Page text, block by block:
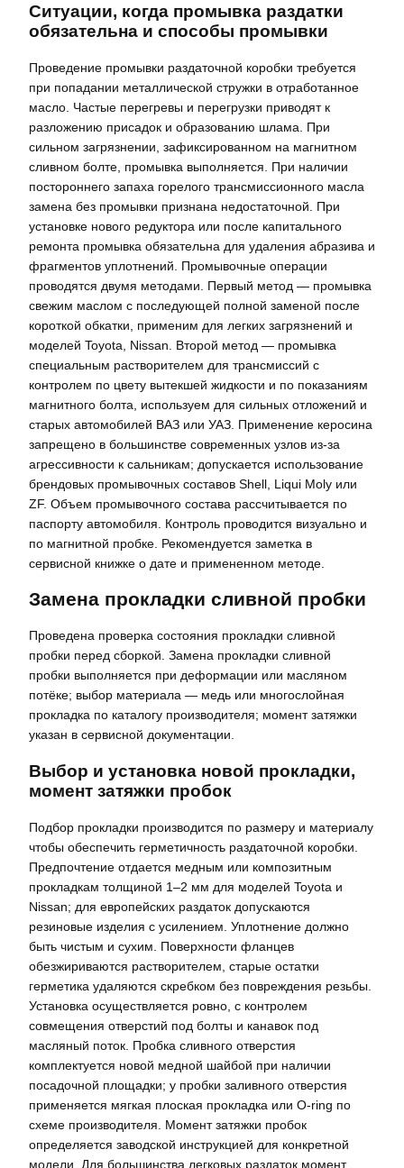
Ситуации, когда промывка раздатки
обязательна и способы промывки
Проведение промывки раздаточной коробки требуется
при попадании металлической стружки в отработанное
масло. Частые перегревы и перегрузки приводят к
разложению присадок и образованию шлама. При
сильном загрязнении, зафиксированном на магнитном
сливном болте, промывка выполняется. При наличии
постороннего запаха горелого трансмиссионного масла
замена без промывки признана недостаточной. При
установке нового редуктора или после капитального
ремонта промывка обязательна для удаления абразива и
фрагментов уплотнений. Промывочные операции
проводятся двумя методами. Первый метод — промывка
свежим маслом с последующей полной заменой после
короткой обкатки, применим для легких загрязнений и
моделей Toyota, Nissan. Второй метод — промывка
специальным растворителем для трансмиссий с
контролем по цвету вытекшей жидкости и по показаниям
магнитного болта, используем для сильных отложений и
старых автомобилей ВАЗ или УАЗ. Применение керосина
запрещено в большинстве современных узлов из-за
агрессивности к сальникам; допускается использование
брендовых промывочных составов Shell, Liqui Moly или
ZF. Объем промывочного состава рассчитывается по
паспорту автомобиля. Контроль проводится визуально и
по магнитной пробке. Рекомендуется заметка в
сервисной книжке о дате и примененном методе.
Замена прокладки сливной пробки
Проведена проверка состояния прокладки сливной
пробки перед сборкой. Замена прокладки сливной
пробки выполняется при деформации или масляном
потёке; выбор материала — медь или многослойная
прокладка по каталогу производителя; момент затяжки
указан в сервисной документации.
Выбор и установка новой прокладки,
момент затяжки пробок
Подбор прокладки производится по размеру и материалу
чтобы обеспечить герметичность раздаточной коробки.
Предпочтение отдается медным или композитным
прокладкам толщиной 1–2 мм для моделей Toyota и
Nissan; для европейских раздаток допускаются
резиновые изделия с усилением. Уплотнение должно
быть чистым и сухим. Поверхности фланцев
обезжириваются растворителем, старые остатки
герметика удаляются скребком без повреждения резьбы.
Установка осуществляется ровно, с контролем
совмещения отверстий под болты и канавок под
масляный поток. Пробка сливного отверстия
комплектуется новой медной шайбой при наличии
посадочной площадки; у пробки заливного отверстия
применяется мягкая плоская прокладка или O‑ring по
схеме производителя. Момент затяжки пробок
определяется заводской инструкцией для конкретной
модели. Для большинства легковых раздаток момент